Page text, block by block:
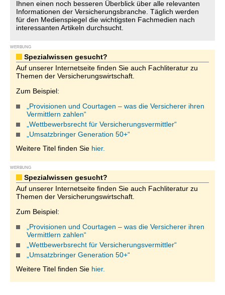
Ihnen einen noch besseren Überblick über alle relevanten
Informationen der Versicherungsbranche. Täglich werden
für den Medienspiegel die wichtigsten Fachmedien nach
interessanten Artikeln durchsucht.
WERBUNG
Spezialwissen gesucht?
Auf unserer Internetseite finden Sie auch Fachliteratur zu
Themen der Versicherungswirtschaft.
Zum Beispiel:
„Provisionen und Courtagen – was die Versicherer ihren
Vermittlern zahlen“
„Wettbewerbsrecht für Versicherungsvermittler“
„Umsatzbringer Generation 50+“
Weitere Titel finden Sie hier.
WERBUNG
Spezialwissen gesucht?
Auf unserer Internetseite finden Sie auch Fachliteratur zu
Themen der Versicherungswirtschaft.
Zum Beispiel:
„Provisionen und Courtagen – was die Versicherer ihren
Vermittlern zahlen“
„Wettbewerbsrecht für Versicherungsvermittler“
„Umsatzbringer Generation 50+“
Weitere Titel finden Sie hier.